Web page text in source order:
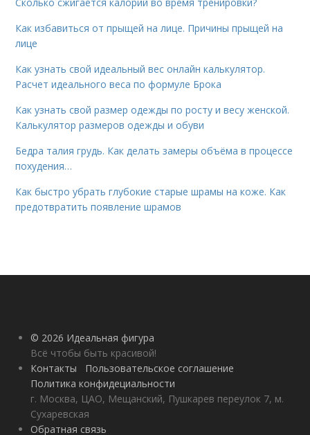
Как избавиться от прыщей на лице. Причины прыщей на
лице
Как узнать свой идеальный вес онлайн калькулятор.
Расчет идеального веса по формуле Брока
Как узнать свой размер одежды по росту и весу женской.
Калькулятор размеров одежды и обуви
Бедра талия грудь. Как делать замеры объёма в процессе
похудения…
Как быстро убрать глубокие старые шрамы на коже. Как
предотвратить появление шрамов
© 2026 Идеальная фигура
Всё чтобы быть красивой!
Контакты
Пользовательское соглашение
Политика конфидециальности
г. Москва, ЦАО, Мещанский, Пушкарев переулок 7, м.
Сухаревская
Обратная связь